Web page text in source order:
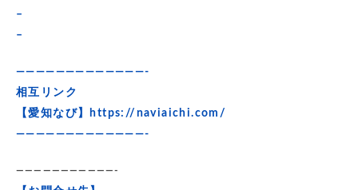
–
–
—————————————-
相互リンク
【愛知なび】
https://naviaichi.com/
—————————————-
———————————-